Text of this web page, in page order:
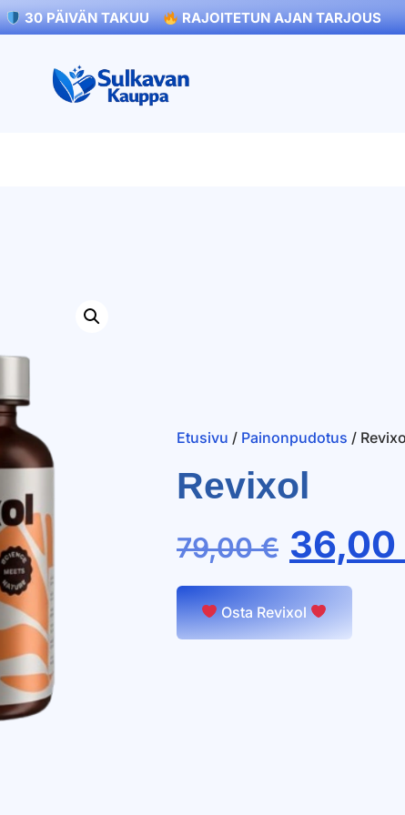
30 PÄIVÄN TAKUU RAJOITETUN AJAN TARJOUS
Etusivu / Painonpudotus /
Revixol
79,00€ 36,00
Osta Revixol